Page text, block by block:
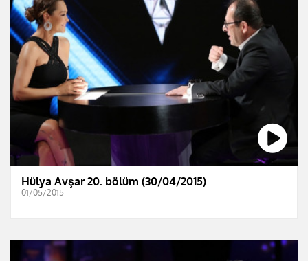
Hülya Avşar 20. bölüm (30/04/2015)
01/05/2015